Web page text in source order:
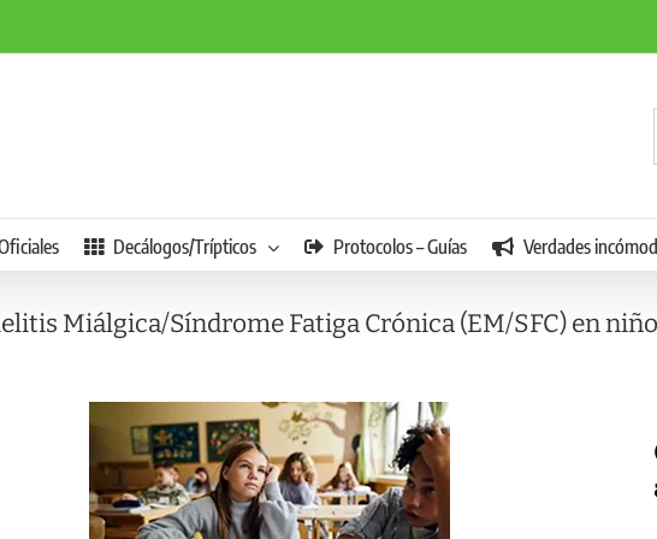
Decálogos/Trípticos Protocolos – Guías Verdades
Miálgica/Síndrome Fatiga Crónica (EM/SFC) en